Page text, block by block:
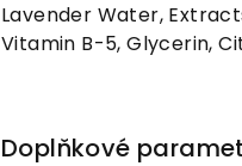
Lavender Water,
Vitamin B-5, Glycerin,
Doplňkové